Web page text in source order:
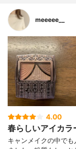
meeeee__
4.00
春らしいアイカラ
キャンメイクの中で